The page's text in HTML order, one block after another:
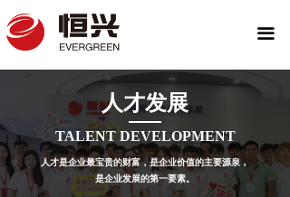
끀
人才发展
TALENT DEVELOPMENT
人才是企业最宝贵的财富，是企业价值的主要源泉，
是企业发展的第一要素。